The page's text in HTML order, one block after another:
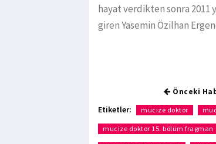
hayat verdikten sonra 2011
giren Yasemin Özilhan
Önceki
Etiketler: mucize doktor
mucize doktor 15. bölüm fragman